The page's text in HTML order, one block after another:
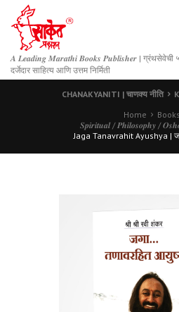
𝑨 𝑳𝒆𝒂𝒅𝒊𝒏𝒈 𝑴𝒂𝒓𝒂𝒕𝒉𝒊 𝑩𝒐𝒐𝒌𝒔 𝑷𝒖𝒃𝒍𝒊𝒔𝒉𝒆𝒓 | ग्रंथसेवेची
दर्जेदार साहित्य आणि उत्तम निर्मिती
CHANAKYANITI | चाणक्य नीति
Home
Books
𝑺𝒑𝒊𝒓𝒊𝒕𝒖𝒂𝒍 / 𝑷𝒉𝒊𝒍𝒐𝒔𝒐𝒑𝒉𝒚 /
Jaga Tanavrahit Ayushya |